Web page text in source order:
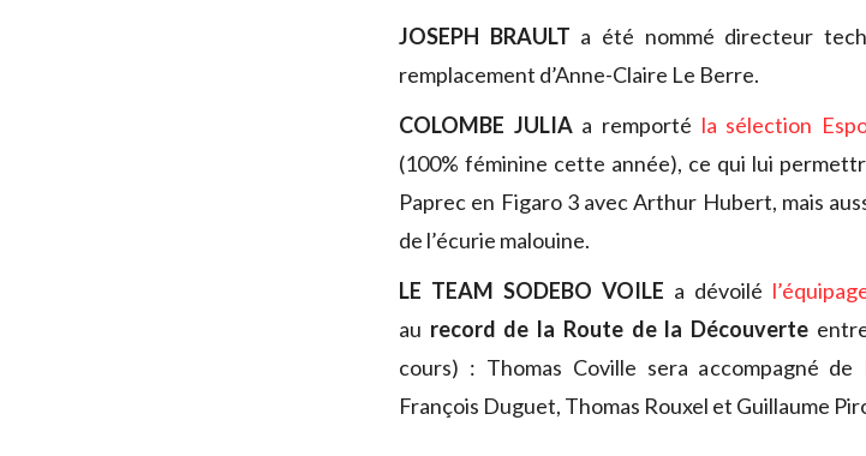
JOSEPH BRAULT a été nommé directeur
remplacement d’Anne-Claire Le Berre.
COLOMBE JULIAa remporté la sélection
(100% féminine cette année), ce qui lui
Paprec en Figaro 3 avec Arthur Hubert, mais
de l’écurie malouine.
LE TEAM SODEBO VOILE a dévoilé
au record de la Route de la Découverte
cours) : Thomas Coville sera accompagné de
François Duguet, Thomas Rouxel et Guillaume